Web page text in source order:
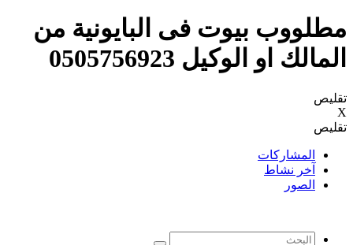
مطلووب بيوت فى البايونية من
المالك او الوكيل 0505756923
تقليص
X
تقليص
المشاركات
آخر نشاط
الصور